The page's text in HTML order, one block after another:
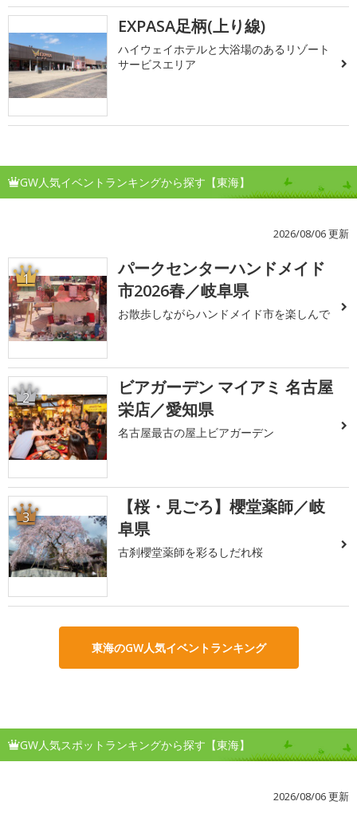
EXPASA足柄(上り線)
ハイウェイホテルと大浴場のあるリゾート
サービスエリア
GW人気イベントランキングから探す【東海】
2026/08/06 更新
1
パークセンターハンドメイド
市2026春／岐阜県
お散歩しながらハンドメイド市を楽しんで
2
ビアガーデン マイアミ 名古屋
栄店／愛知県
名古屋最古の屋上ビアガーデン
3
【桜・見ごろ】櫻堂薬師／岐
阜県
古刹櫻堂薬師を彩るしだれ桜
東海のGW人気イベントランキング
GW人気スポットランキングから探す【東海】
2026/08/06 更新